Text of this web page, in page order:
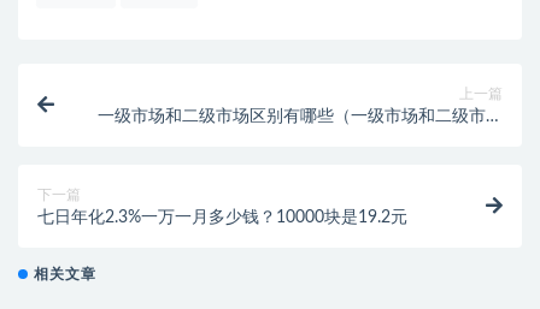
上一篇
一级市场和二级市场区别有哪些（一级市场和二级市场
下一篇
七日年化2.3%一万一月多少钱？10000块是19.2元
相关文章